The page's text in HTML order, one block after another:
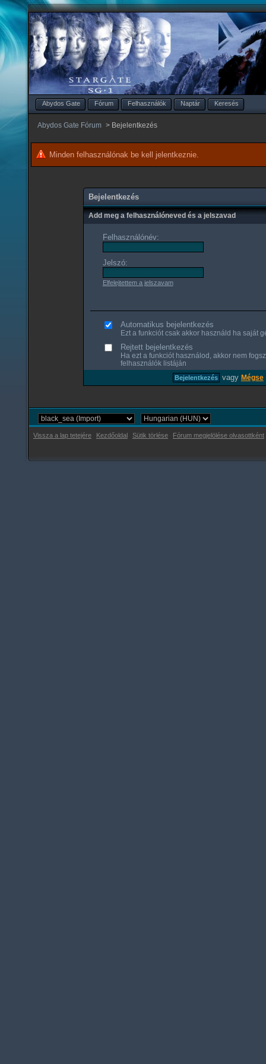
Abydos Gate Fórum Felhasználók Naptár Keresés
Abydos Gate Fórum > Bejelentkezés
Minden felhasználónak be kell jelentkeznie.
Bejelentkezés
Add meg a felhasználóneved és a jelszavad
Felhasználónév:
Jelszó:
Elfelejtettem a jelszavam
Automatikus bejelentkezés
Ezt a funkciót csak akkor használd ha saját
Rejtett bejelentkezés
Ha ezt a funkciót használod, akkor nem
felhasználók listáján
vagy Mégse
Vissza a lap tetejére Kezdőoldal Sütik törlése Fórum megjelölése olvasottként